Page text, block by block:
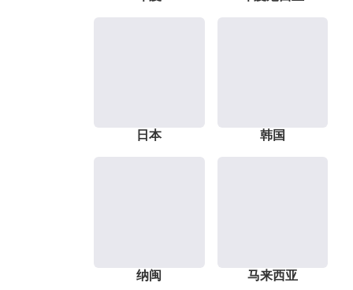
日本 韩国
纳闽 马来西亚